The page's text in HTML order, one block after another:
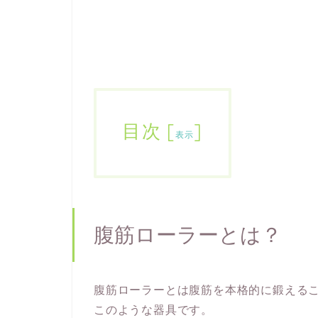
目次 [表示]
腹筋ローラーとは？
腹筋ローラーとは腹筋を本格的に鍛える
このような器具です。